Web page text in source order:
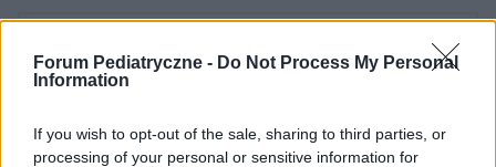
Forum Pediatryczne - Do Not Process My Personal
Information
If you wish to opt-out of the sale, sharing to third parties, or
processing of your personal or sensitive information for
edukacyjno-informacyjny. Wydawca i redakcja serwisu nie ponosi
odpowiedzialności za efekty ich zastosowania. Przed
bezwzględnie skonsultować się z lekarzem.